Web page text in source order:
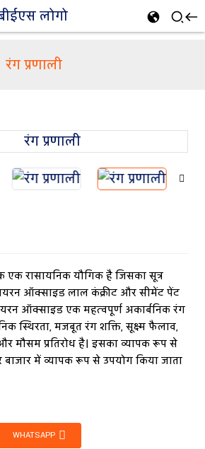
रंग प्रणाली
रासायनिक यौगिक है जिसका सूत्र
ऑक्साइड लाल कंक्रीट और सीमेंट पेंट
ऑक्साइड एक महत्वपूर्ण अकार्बनिक रंग
स्थिरता, मजबूत रंग शक्ति, सूक्ष्म फैलाव,
और मौसम प्रतिरोध है। इसका व्यापक रूप से
बाजार में व्यापक रूप से उपयोग किया जाता
WHATSAPP